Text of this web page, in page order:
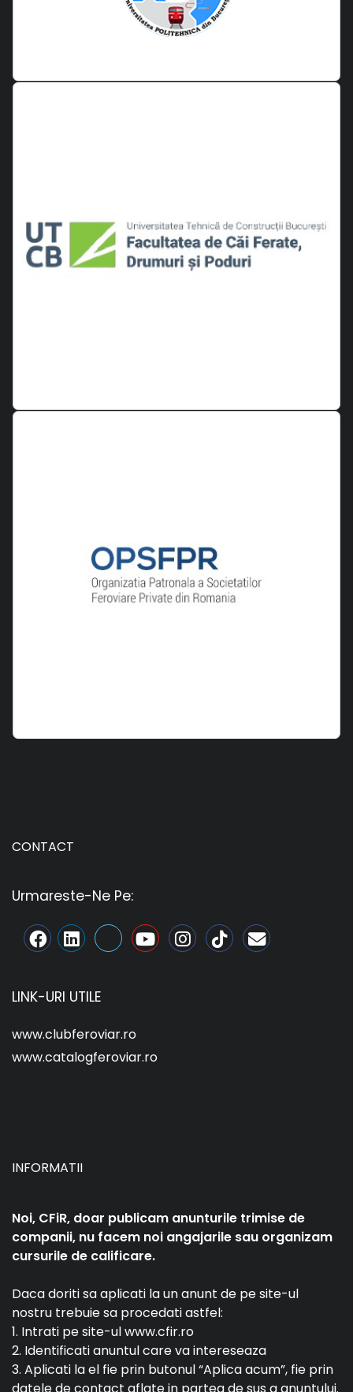
CONTACT
Urmareste-Ne Pe:
LINK-URI UTILE
www.clubferoviar.ro
www.catalogferoviar.ro
INFORMATII
Noi, CFiR, doar publicam anunturile trimise de
companii, nu facem noi angajarile sau organizam
cursurile de calificare.
Daca doriti sa aplicati la un anunt de pe site-ul
nostru trebuie sa procedati astfel:
1. Intrati pe site-ul www.cfir.ro
2. Identificati anuntul care va intereseaza
3. Aplicati la el fie prin butonul “Aplica acum”, fie prin
datele de contact aflate in partea de sus a anuntului.